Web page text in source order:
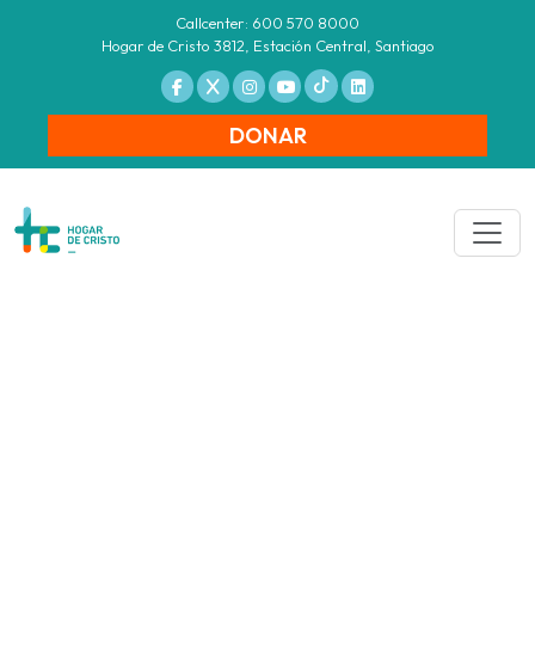
Callcenter: 600 570 8000
Hogar de Cristo 3812, Estación Central, Santiago
DONAR